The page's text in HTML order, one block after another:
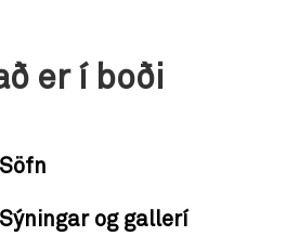
er í boði
Söfn
Sýningar og gallerí